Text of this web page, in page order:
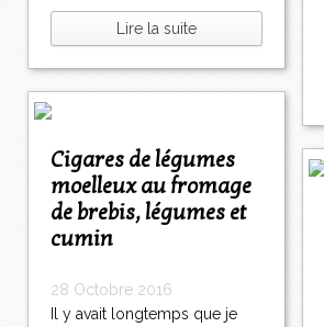
Lire la suite
Cigares de légumes
moelleux au fromage
de brebis, légumes et
cumin
28 Octobre 2016
Il y avait longtemps que je